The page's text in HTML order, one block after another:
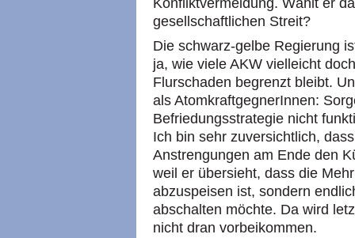
gesellschaftlichen Streit?
Die schwarz-gelbe Regierung
ja, wie viele AKW vielleicht
Flurschaden begrenzt bleibt.
als AtomkraftgegnerInnen:
Befriedungsstrategie nicht
Ich bin sehr zuversichtlich,
Anstrengungen am Ende den
weil er übersieht, dass die
abzuspeisen ist, sondern
abschalten möchte. Da wird
nicht dran vorbeikommen.